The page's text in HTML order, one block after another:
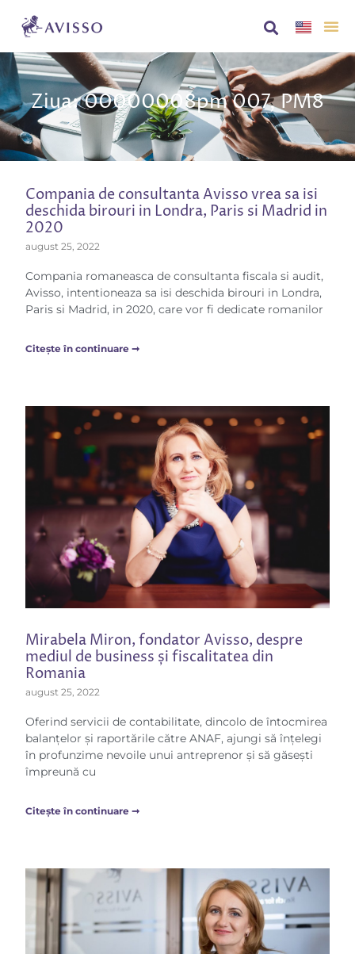
Ziua: 00000008pm 007, PM8
Compania de consultanta Avisso vrea sa isi
deschida birouri in Londra, Paris si Madrid in
2020
august 25, 2022
Compania romaneasca de consultanta fiscala si audit,
Avisso, intentioneaza sa isi deschida birouri in Londra,
Paris si Madrid, in 2020, care vor fi dedicate romanilor
Citește în continuare ➞
Mirabela Miron, fondator Avisso, despre
mediul de business și fiscalitatea din
Romania
august 25, 2022
Oferind servicii de contabilitate, dincolo de întocmirea
balanțelor și raportările către ANAF, ajungi să înțelegi
în profunzime nevoile unui antreprenor și să găsești
împreună cu
Citește în continuare ➞